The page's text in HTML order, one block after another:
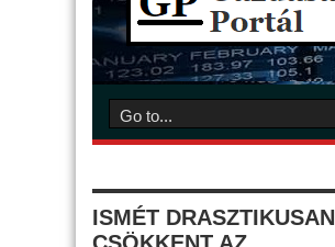
ISMÉT DRASZTIKUSAN